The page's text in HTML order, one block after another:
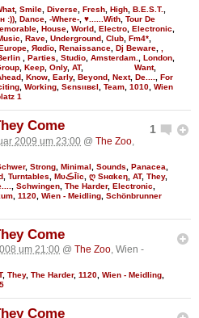
, Smile, Diverse, Fresh, High, B.E.S.T.,
:)), Dance, -Where-, ♥......With, Tour De
, House, World, Electro, Electronic,
, Rave, Underground, Club, Fm4*,
Europe, Яαdϊo, Renaissance, Dj Beware, ,
, Parties, Studio, Amsterdam., London,
, Keep, Only, AT, Want,
, Know, Early, Beyond, Next, De...., For
, Working, Ѕєnѕιιвєl , Team, 1010, Wien
1
1
Come
2009 um 23:00 @ The Zoo
, Strong Minimal Sounds Panacea
Turntables MυڪĪīc ღ Sнαkєη AT, They,
Schwingen The Harder, Electronic
1120 Wien - Meidling Schönbrunner
Come
um 21:00 @ The Zoo, Wien -
, They, The Harder, 1120 Wien - Meidling
Come